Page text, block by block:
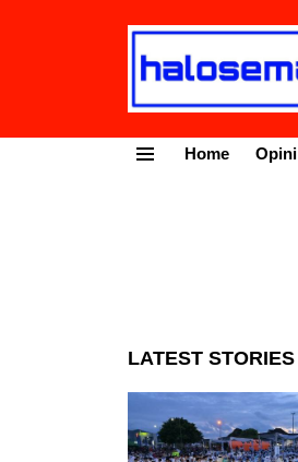
Home Opini
LATEST STORIES